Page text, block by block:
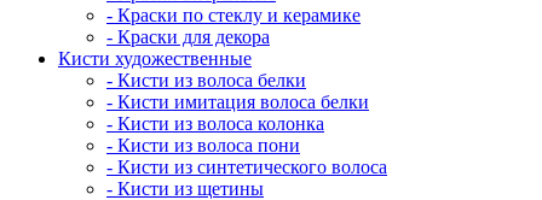
- Краски по стеклу и керамике
- Краски для декора
Кисти художественные
- Кисти из волоса белки
- Кисти имитация волоса белки
- Кисти из волоса колонка
- Кисти из волоса пони
- Кисти из синтетического волоса
- Кисти из щетины